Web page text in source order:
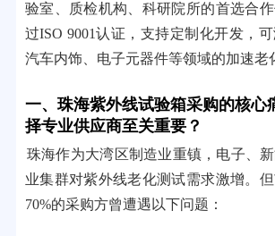
验室、质检机构、科研院所的首选合
过ISO 9001认证，支持定制化开发，可
汽车内饰、电子元器件等领域的加速老
一、珠海紫外线试验箱采购的核心
择专业供应商至关重要？
珠海作为大湾区制造业重镇，电子、
业集群对紫外线老化测试需求激增。但
70%的采购方曾遭遇以下问题：